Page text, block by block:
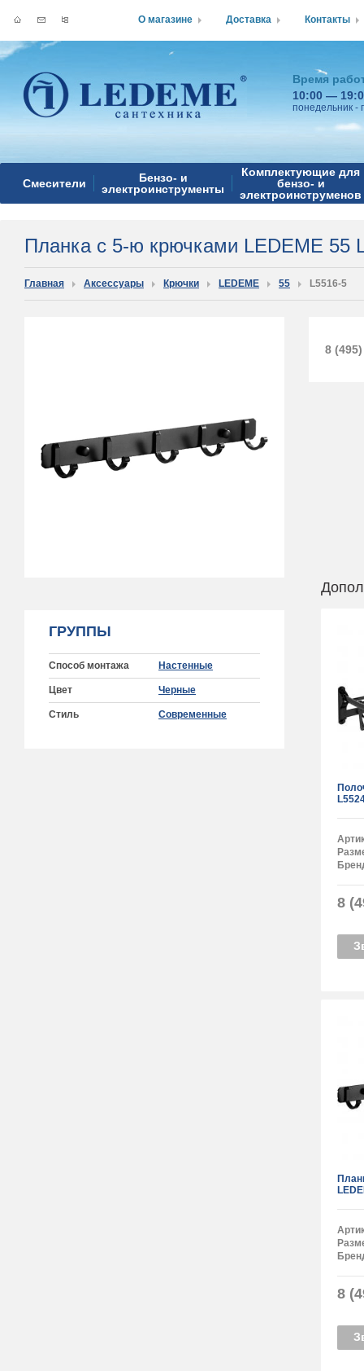
Время
10:00 —
понедельник -
Смесители
Бензо- и
электроинструменты
Комплектующие для
бензо- и
электроинструменов
Планка с 5-ю крючками LEDEME 55
Главная Аксессуары Крючки LEDEME 55 L5516-5
ГРУППЫ
Способ монтажа Настенные
Цвет Черные
Стиль Современные
8 (495)
8
8
О магазине Доставка Контакты